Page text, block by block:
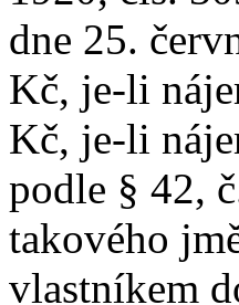
dne 25.
Kč, je-li
Kč, je-li
podle § 42,
takového
vlastníkem